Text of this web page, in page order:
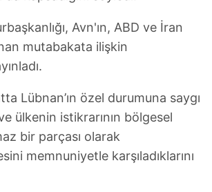
Avn'ın, ABD ve İran
mutabakata ilişkin
Lübnan’ın özel durumuna saygı
ülkenin istikrarının bölgesel
bir parçası olarak
memnuniyetle karşıladıklarını